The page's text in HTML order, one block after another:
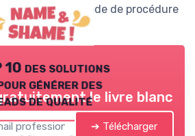
références au Code de procédure
10 des solutions
générer des
de qualitéle livre blanc
➔ Télécharger